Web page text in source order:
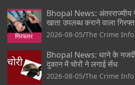
Bhopal News: अंतरराज्यीय
खाता उपलब्ध कराने वाला
2026-08-05 The Crime
Bhopal News: थाने के
दुकान में चोरों ने लगाई सेंध
2026-08-05 The Crime